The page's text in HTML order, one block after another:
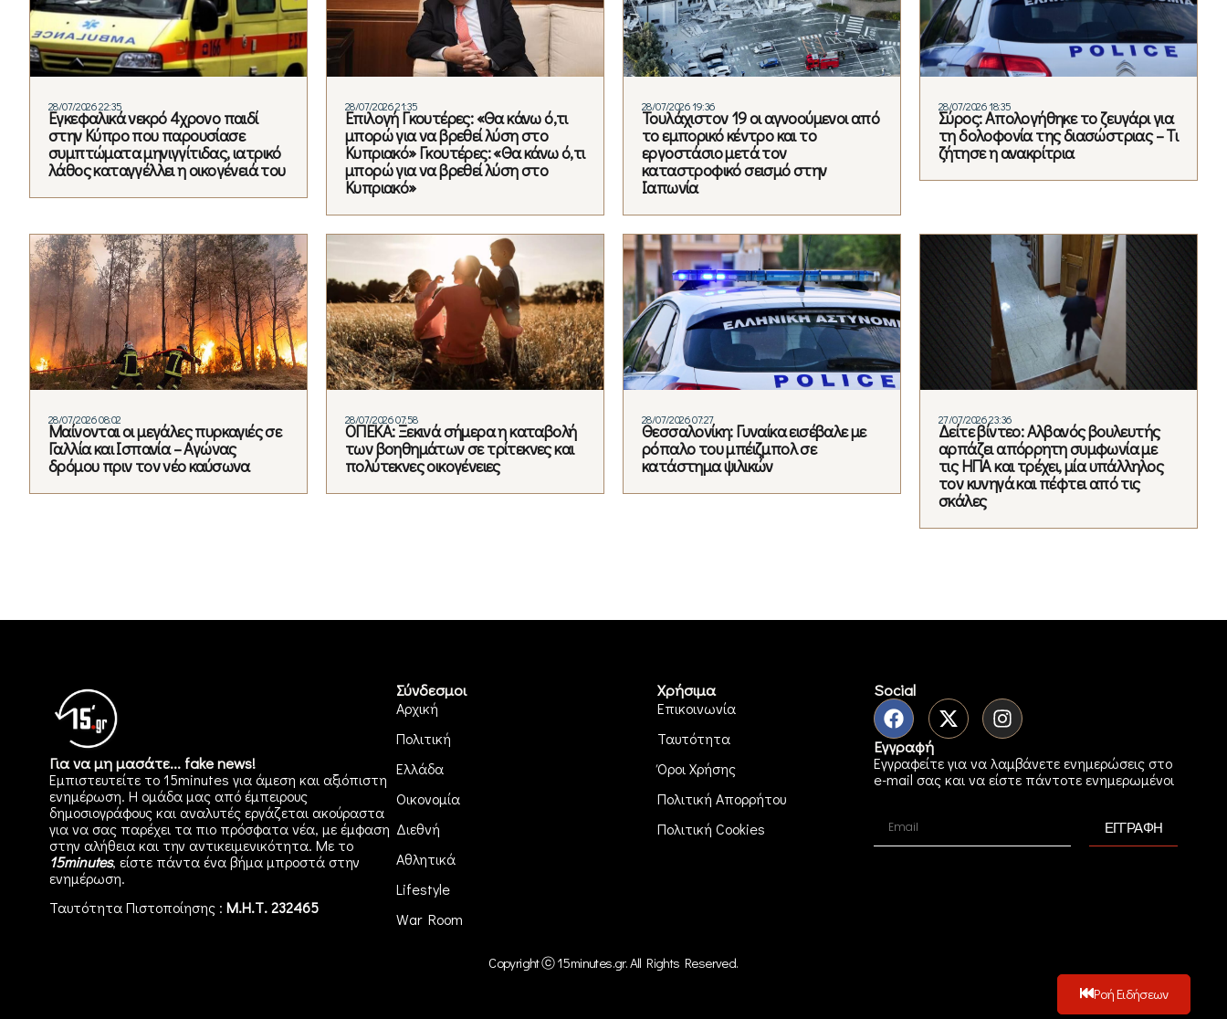
28/07/2026 22:35
Εγκεφαλικά νεκρό 4χρονο παιδί
στην Κύπρο που παρουσίασε
συμπτώματα μηνιγγίτιδας, ιατρικό
λάθος καταγγέλλει η οικογένειά του
28/07/2026 21:35
Επιλογή Γκουτέρες: «Θα κάνω ό,τι
μπορώ για να βρεθεί λύση στο
Κυπριακό» Γκουτέρες: «Θα κάνω ό,τι
μπορώ για να βρεθεί λύση στο
Κυπριακό»
28/07/2026 19:36
Τουλάχιστον 19 οι αγνοούμενοι από
το εμπορικό κέντρο και το
εργοστάσιο μετά τον
καταστροφικό σεισμό στην
Ιαπωνία
28/07/2026 18:35
Σύρος: Απολογήθηκε το ζευγάρι για
τη δολοφονία της διασώστριας – Τι
ζήτησε η ανακρίτρια
28/07/2026 08:02
Μαίνονται οι μεγάλες πυρκαγιές σε
Γαλλία και Ισπανία – Αγώνας
δρόμου πριν τον νέο καύσωνα
28/07/2026 07:58
ΟΠΕΚΑ: Ξεκινά σήμερα η καταβολή
των βοηθημάτων σε τρίτεκνες και
πολύτεκνες οικογένειες
28/07/2026 07:27
Θεσσαλονίκη: Γυναίκα εισέβαλε με
ρόπαλο του μπέιζμπολ σε
κατάστημα ψιλικών
27/07/2026 23:36
Δείτε βίντεο: Αλβανός βουλευτής
αρπάζει απόρρητη συμφωνία με
τις ΗΠΑ και τρέχει, μία υπάλληλος
τον κυνηγά και πέφτει από τις
σκάλες
Για να μη μασάτε... fake news!
Εμπιστευτείτε το 15minutes για άμεση και αξιόπιστη
ενημέρωση. Η ομάδα μας από έμπειρους
δημοσιογράφους και αναλυτές εργάζεται ακούραστα
για να σας παρέχει τα πιο πρόσφατα νέα, με έμφαση
στην αλήθεια και την αντικειμενικότητα. Με το
15minutes, είστε πάντα ένα βήμα μπροστά στην
ενημέρωση.
Ταυτότητα Πιστοποίησης : Μ.Η.Τ. 232465
Σύνδεσμοι
Αρχική
Πολιτική
Ελλάδα
Οικονομία
Διεθνή
Αθλητικά
Lifestyle
War Room
Χρήσιμα
Επικοινωνία
Ταυτότητα
Όροι Χρήσης
Πολιτική Απορρήτου
Πολιτική Cookies
Social
Εγγραφή
Εγγραφείτε για να λαμβάνετε ενημερώσεις στο
e-mail σας και να είστε πάντοτε ενημερωμένοι
ΕΓΓΡΑΦΗ
Copyright ⓒ 15minutes.gr. All Rights Reserved.
Ροή Ειδήσεων